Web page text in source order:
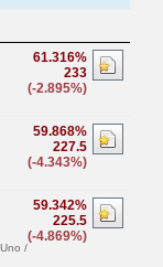
61.316%
233
(-2.895%)
59.868%
227.5
(-4.343%)
59.342%
225.5
(-4.869%)
/